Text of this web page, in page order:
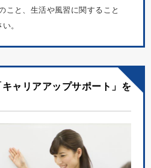
こと、生活や風習に関すること
。
ャリアアップサポート」を